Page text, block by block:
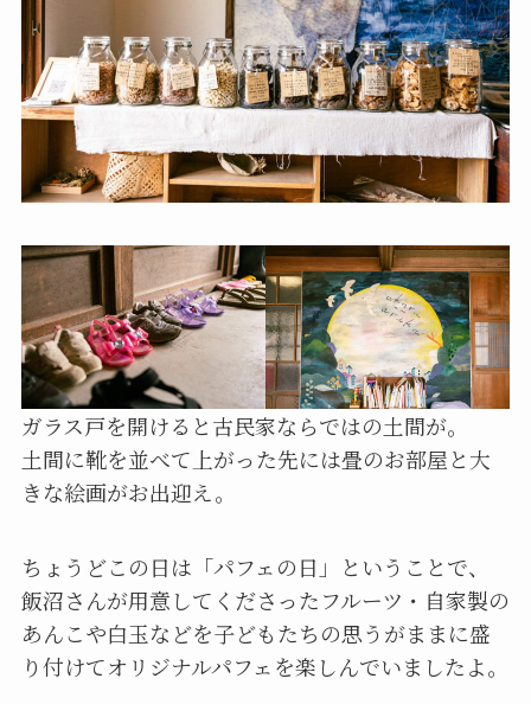
ガラス戸を開けると古民家ならではの土間が。
土間に靴を並べて上がった先には畳のお部屋と大
きな絵画がお出迎え。
ちょうどこの日は「パフェの日」ということで、
飯沼さんが用意してくださったフルーツ・自家製の
あんこや白玉などを子どもたちの思うがままに盛
り付けてオリジナルパフェを楽しんでいましたよ。